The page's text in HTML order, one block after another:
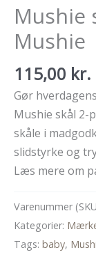
Mushie
Mushie
115,00 kr.
Gør
Mushie skål 2-
skåle i
slidstyrke og
Læs mere om
Varenummer
Kategorier:
Tags: baby,